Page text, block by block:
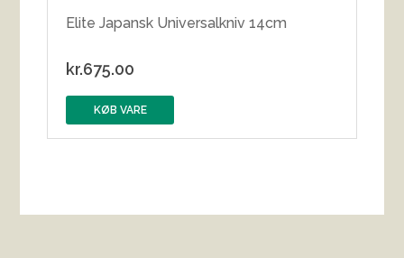
Elite Japansk Universalkniv 14cm
kr.675.00
KØB VARE